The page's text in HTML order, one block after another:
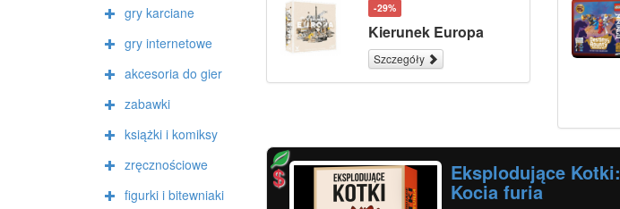
gry karciane
gry internetowe
akcesoria do gier
zabawki
książki i komiksy
zręcznościowe
figurki i bitewniaki
-29%
Kierunek Europa
Szczegóły
Eksplodujące Kotki:
Kocia furia